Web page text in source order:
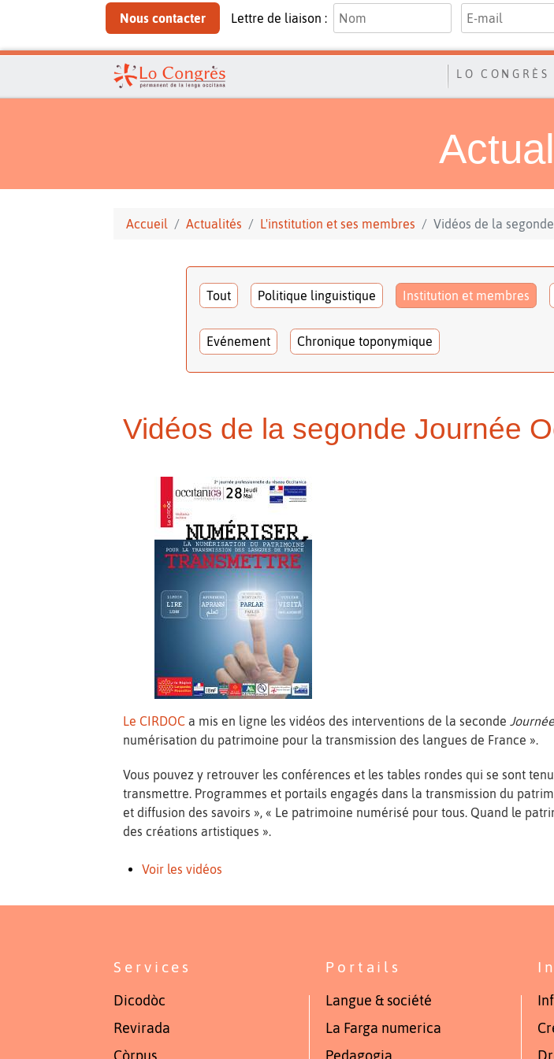
Nous contacter Lettre de liaison :
LO CONGRÈS
Accueil Actualités L'institution et ses membres Vidéos de la
Tout Politique linguistique Institution et membres
Evénement Chronique toponymique
Vidéos de la segonde Journée
Le CIRDOC a mis en ligne les vidéos des interventions de la seconde
numérisation du patrimoine pour la transmission des langues de France ».
Vous pouvez y retrouver les conférences et les tables rondes qui se sont
transmettre. Programmes et portails engagés dans la transmission du
et diffusion des savoirs », « Le patrimoine numérisé pour tous. Quand le
des créations artistiques ».
Voir les vidéos
Services
Dicodòc
Revirada
Portails
Langue & société
La Farga numerica